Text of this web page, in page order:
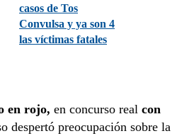
casos de Tos
Convulsa y ya son 4
las víctimas fatales
en rojo, en concurso real con
despertó preocupación sobre la